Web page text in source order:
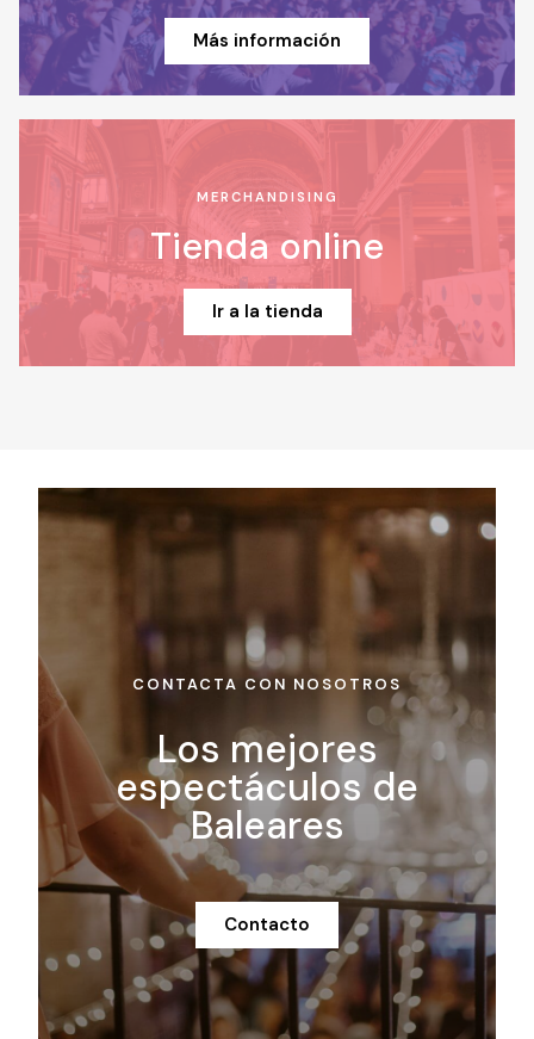
Más información
MERCHANDISING
Tienda online
Ir a la tienda
CONTACTA CON NOSOTROS
Los mejores
espectáculos de
Baleares
Contacto